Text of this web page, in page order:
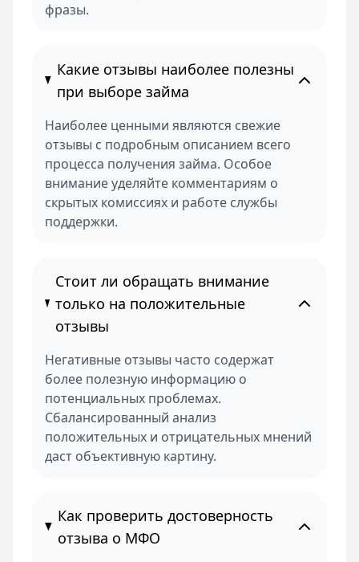
фразы.
Какие отзывы наиболее полезны
при выборе займа
Наиболее ценными являются свежие
отзывы с подробным описанием всего
процесса получения займа. Особое
внимание уделяйте комментариям о
скрытых комиссиях и работе службы
поддержки.
Стоит ли обращать внимание
только на положительные
отзывы
Негативные отзывы часто содержат
более полезную информацию о
потенциальных проблемах.
Сбалансированный анализ
положительных и отрицательных мнений
даст объективную картину.
Как проверить достоверность
отзыва о МФО